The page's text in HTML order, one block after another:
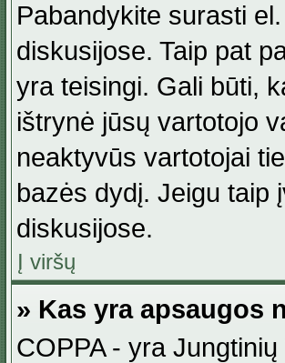
Pabandykite surasti
diskusijose. Taip pat
yra teisingi. Gali būti,
ištrynė jūsų vartotojo
neaktyvūs vartotojai
bazės dydį. Jeigu taip
diskusijose.
Į viršų
» Kas yra apsaugos
COPPA - yra